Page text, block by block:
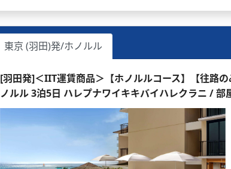
東京 (羽田)発/ホノルル
[羽田発]＜IIT運賃商品＞【ホノルルコース】【往路
ノルル 3泊5日 ハレプナワイキキバイハレクラニ / 部